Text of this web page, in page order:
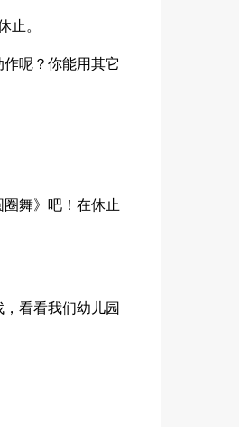
止。
呢？你能用其它
舞》吧！在休止
看看我们幼儿园